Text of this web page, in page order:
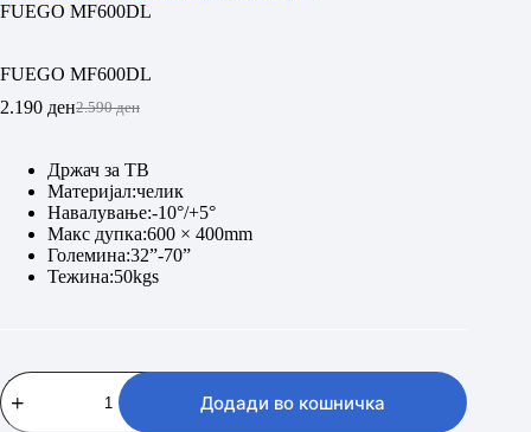
FUEGO MF600DL
FUEGO MF600DL
2.590ден
Original
2.590 ден.
2.190 денCurrent
2.190 ден.
Држач за ТВ
Материјал:челик
Навалување:-10°/+5°
Макс дупка:600 × 400mm
Големина:32”-70”
Тежина:50kgs
FUEGO
MF600DL
количина
Додади во кошничка